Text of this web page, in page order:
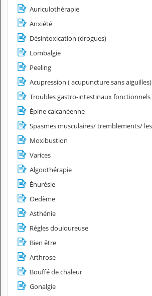
Auriculothérapie
Anxiété
Désintoxication (drogues)
Lombalgie
Peeling
Acupression ( acupuncture sans aiguilles)
Épine calcanéenne
Moxibustion
Varices
Algoothérapie
Énurésie
Oedème
Asthénie
Règles douloureuse
Bien être
Arthrose
Bouffé de chaleur
Gonalgie